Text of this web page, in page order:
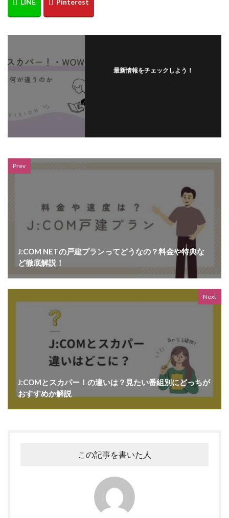
最新情報をチェックしよう！
Prev
J:COM NETの戸建プランってどうなの？料金や特典な
ど徹底解説！
Next
J:COMとスカパー！の違いは？見たい番組別にどっちが
おすすめか解説
この記事を書いた人